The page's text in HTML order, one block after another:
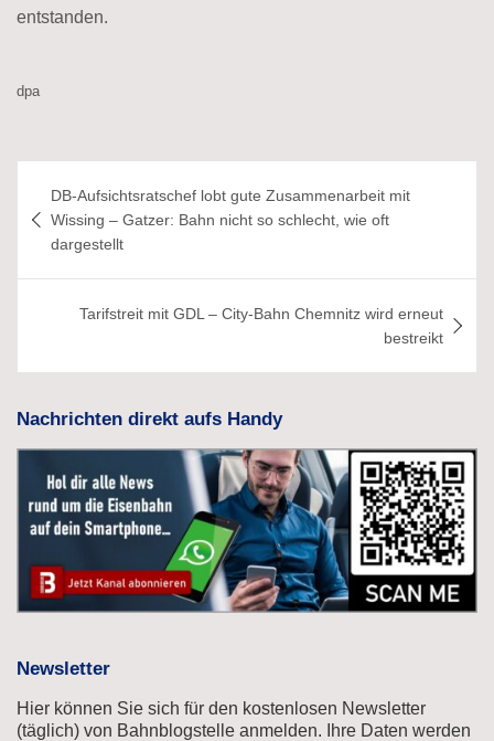
entstanden.
dpa
DB-Aufsichtsratschef lobt gute Zusammenarbeit mit
Wissing – Gatzer: Bahn nicht so schlecht, wie oft
dargestellt
Tarifstreit mit GDL – City-Bahn Chemnitz wird erneut
bestreikt
Nachrichten direkt aufs Handy
Newsletter
Hier können Sie sich für den kostenlosen Newsletter
(täglich) von Bahnblogstelle anmelden. Ihre Daten werden